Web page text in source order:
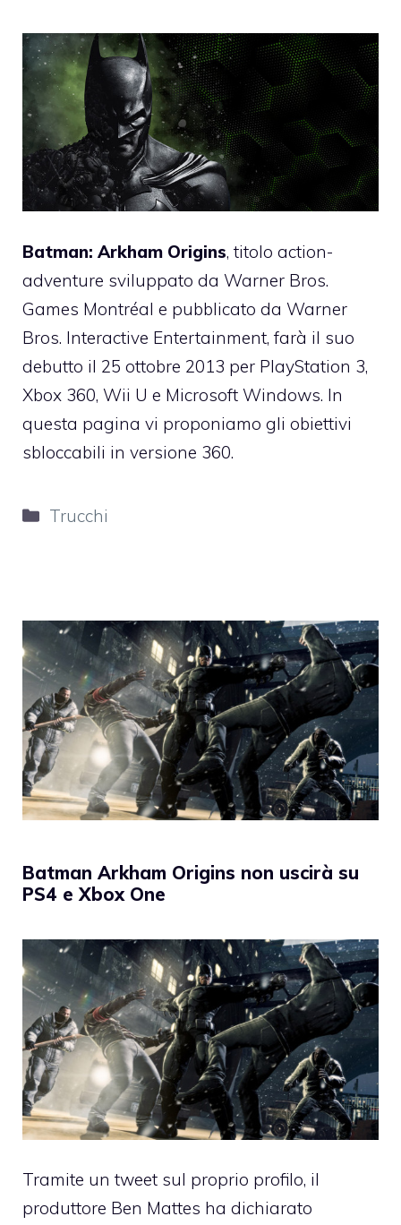
Batman: Arkham Origins, titolo action-
adventure sviluppato da Warner Bros.
Games Montréal e pubblicato da Warner
Bros. Interactive Entertainment, farà il suo
debutto il 25 ottobre 2013 per PlayStation 3,
Xbox 360, Wii U e Microsoft Windows. In
questa pagina vi proponiamo gli obiettivi
sbloccabili in versione 360.
Categorie
Trucchi
Batman Arkham Origins non uscirà su
PS4 e Xbox One
Tramite un tweet sul proprio profilo, il
produttore Ben Mattes ha dichiarato